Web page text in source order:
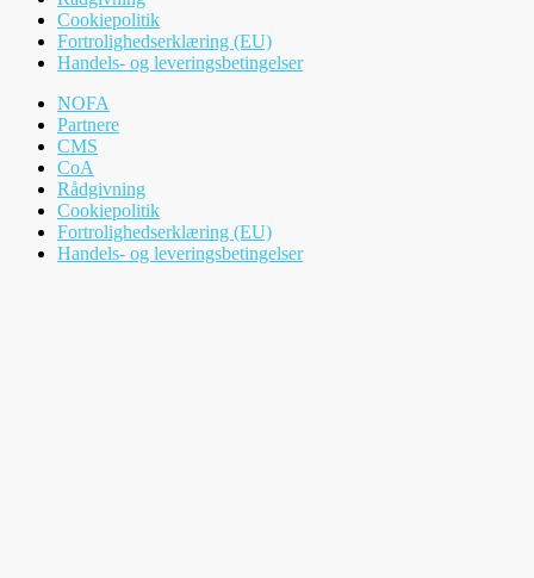
Cookiepolitik
Fortrolighedserklæring (EU)
Handels- og leveringsbetingelser
NOFA
Partnere
CMS
CoA
Rådgivning
Cookiepolitik
Fortrolighedserklæring (EU)
Handels- og leveringsbetingelser